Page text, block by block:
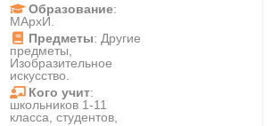
Образование:
МАрхИ.
Предметы: Другие
предметы,
Изобразительное
искусство.
Кого учит:
школьников 1-11
класса, студентов,